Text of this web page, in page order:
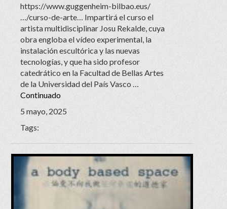
https://www.guggenheim-bilbao.eus/
…/curso-de-arte… Impartirá el curso el
artista multidisciplinar Josu Rekalde, cuya
obra engloba el vídeo experimental, la
instalación escultórica y las nuevas
tecnologías, y que ha sido profesor
catedrático en la Facultad de Bellas Artes
de la Universidad del País Vasco …
Continuado
5 mayo, 2025
Tags: